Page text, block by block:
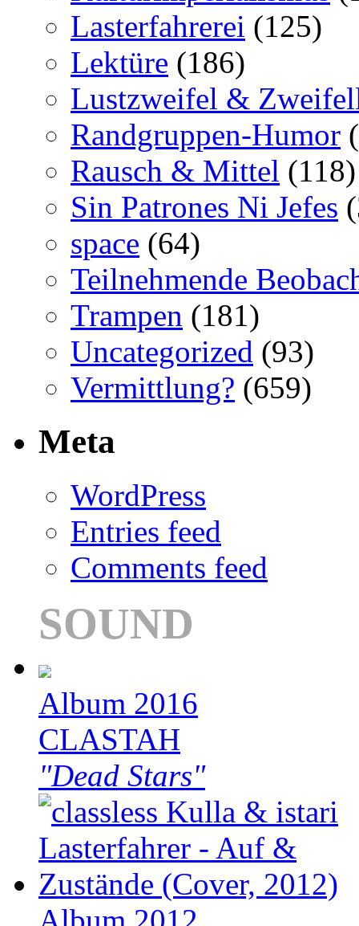
Lasterfahrerei (125)
Lektüre (186)
Lustzweifel &
Randgruppen-Humor
Rausch & Mittel (118)
Sin Patrones Ni Jefes
space (64)
Teilnehmende
Trampen (181)
Uncategorized (93)
Vermittlung? (659)
Meta
WordPress
Entries feed
Comments feed
SOUND
Album 2016
CLASTAH
"Dead Stars"